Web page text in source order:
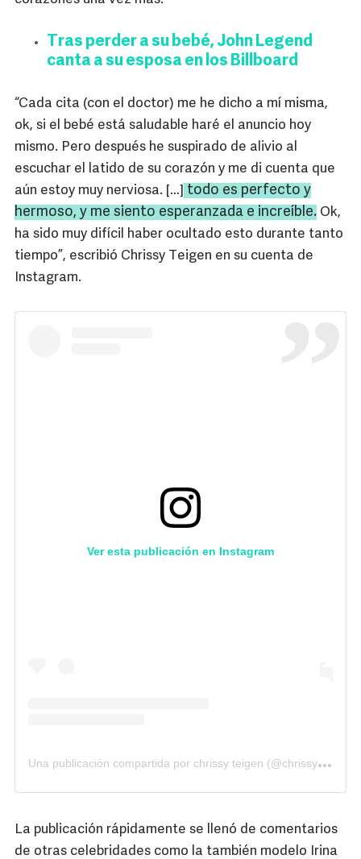
Tras perder a su bebé, John Legend
canta a su esposa en los Billboard
“Cada cita (con el doctor) me he dicho a mí misma,
ok, si el bebé está saludable haré el anuncio hoy
mismo. Pero después he suspirado de alivio al
escuchar el latido de su corazón y me di cuenta que
aún estoy muy nerviosa. […] todo es perfecto y
hermoso, y me siento esperanzada e increíble. Ok,
ha sido muy difícil haber ocultado esto durante tanto
tiempo”, escribió Chrissy Teigen en su cuenta de
Instagram.
Ver esta publicación en Instagram
U
na publicación compartida por chrissy teigen (@chrissyteigen)
La publicación rápidamente se llenó de comentarios
de otras celebridades como la también modelo Irina